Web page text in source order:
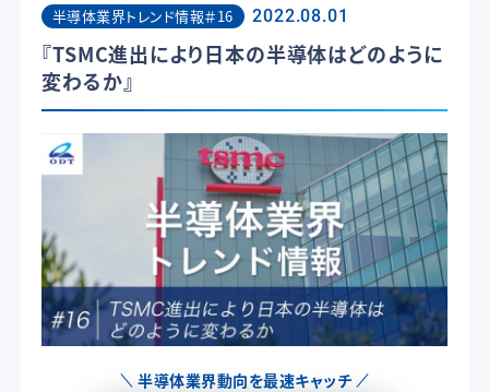
半導体業界トレンド情報＃16 2022.08.01
『TSMC進出により日本の半導体はどのように
変わるか』
半導体業界動向を最速キャッチ